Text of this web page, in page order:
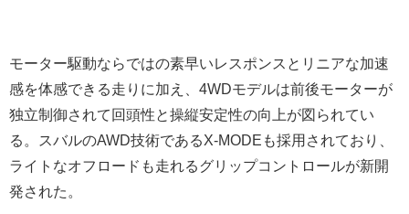
モーター駆動ならではの素早いレスポンスとリニアな加速
感を体感できる走りに加え、4WDモデルは前後モーターが
独立制御されて回頭性と操縦安定性の向上が図られてい
る。スバルのAWD技術であるX-MODEも採用されており、
ライトなオフロードも走れるグリップコントロールが新開
発された。